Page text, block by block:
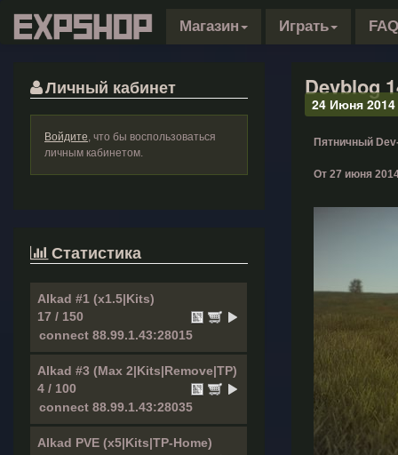
Магазин Играть FAQ
Личный кабинет
Войдите, что бы воспользоваться
личным кабинетом.
Статистика
Alkad #1 (x1.5|Kits)
17 / 150
Alkad #3 (Max 2|Kits|Remove|TP)
4 / 100
Alkad PVE (x5|Kits|TP-Home)
Devblog
24 Июня
Пятничный
От 27 июня